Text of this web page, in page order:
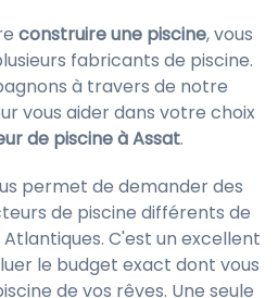
construire une piscine, vous
fabricants de piscine.
à travers de notre
vous aider dans votre choix
de piscine à Assat.
permet de demander des
de piscine différents de
C'est un excellent
le budget exact dont vous
de vos rêves. Une seule